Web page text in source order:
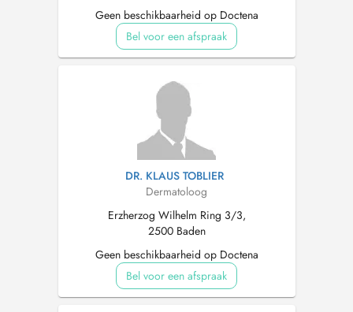
Geen beschikbaarheid op Doctena
Bel voor een afspraak
DR. KLAUS TOBLIER
Dermatoloog
Erzherzog Wilhelm Ring 3/3,
2500 Baden
Geen beschikbaarheid op Doctena
Bel voor een afspraak